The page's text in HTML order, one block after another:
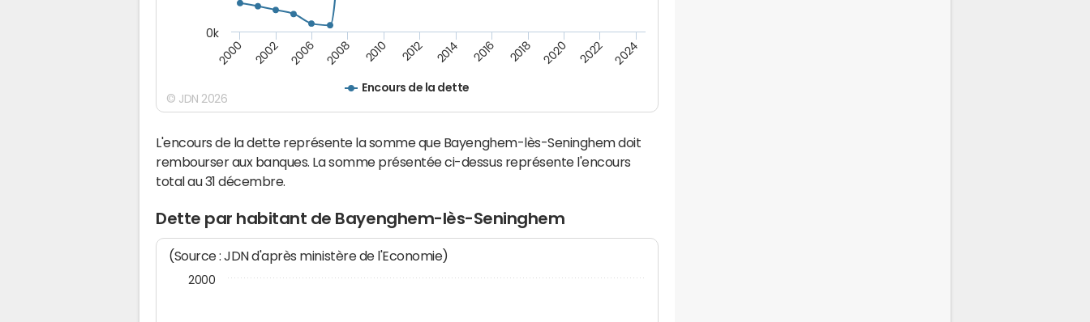
Encours de la dette
2000 2002 2006 2008 2010 2012 2014 2016 2018 2020 2022 2024
0k
© JDN 2026
L'encours de la dette représente la somme que Bayenghem-lès-Seninghem doit
rembourser aux banques. La somme présentée ci-dessus représente l'encours
total au 31 décembre.
Dette par habitant de Bayenghem-lès-Seninghem
(Source : JDN d'après ministère de l'Economie)
2000